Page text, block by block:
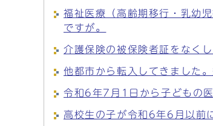
福祉医療（高齢期移行・乳幼
ですが。
介護保険の被保険者証をなく
他都市から転入してきました
令和6年7月1日から子どもの
高校生の子が令和6年6月以前